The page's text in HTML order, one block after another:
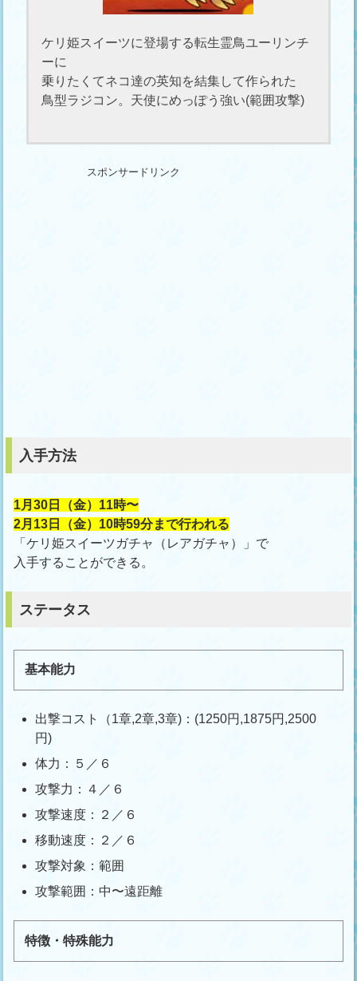
ケリ姫スイーツに登場する転生霊鳥ユーリンチ
ーに
乗りたくてネコ達の英知を結集して作られた
鳥型ラジコン。天使にめっぽう強い(範囲攻撃)
スポンサードリンク
入手方法
1月30日（金）11時〜
2月13日（金）10時59分まで行われる
「ケリ姫スイーツガチャ（レアガチャ）」で
入手することができる。
ステータス
基本能力
出撃コスト（1章,2章,3章)：(1250円,1875円,2500
円)
体力：５／６
攻撃力：４／６
攻撃速度：２／６
移動速度：２／６
攻撃対象：範囲
攻撃範囲：中〜遠距離
特徴・特殊能力